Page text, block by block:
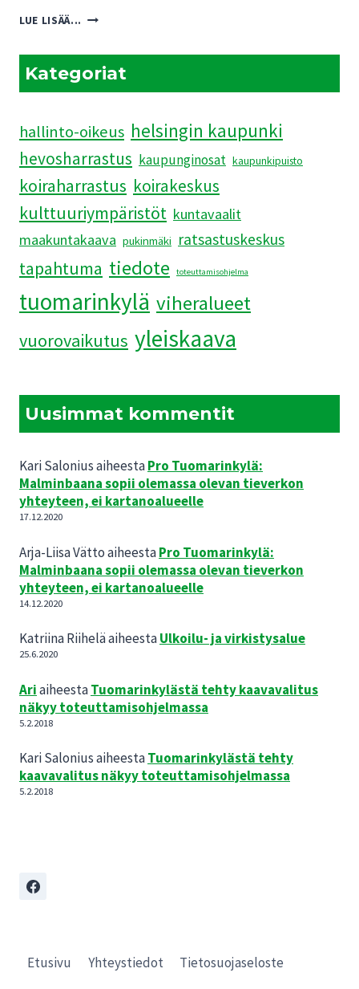
LUE LISÄÄ... PUKINMÄENRANNAN
JÄRKYTTIVÄT
Kategoriat
hallinto-oikeus helsingin kaupunki
hevosharrastus kaupunginosat kaupunkipuisto
koiraharrastus koirakeskus
kulttuuriympäristöt kuntavaalit
maakuntakaava pukinmäki ratsastuskeskus
tapahtuma tiedote toteuttamisohjelma
tuomarinkylä viheralueet
vuorovaikutus yleiskaava
Uusimmat kommentit
Kari SaloniusaiheestaPro Tuomarinkylä:
Malminbaana sopii olemassa olevan tieverkon
yhteyteen, ei kartanoalueelle
17.12.2020
Arja-Liisa VättoaiheestaPro Tuomarinkylä:
Malminbaana sopii olemassa olevan tieverkon
yhteyteen, ei kartanoalueelle
14.12.2020
Katriina RiiheläaiheestaUlkoilu- ja virkistysalue
25.6.2020
AriaiheestaTuomarinkylästä tehty kaavavalitus
näkyy toteuttamisohjelmassa
5.2.2018
Kari SaloniusaiheestaTuomarinkylästä tehty
kaavavalitus näkyy toteuttamisohjelmassa
5.2.2018
Etusivu Yhteystiedot Tietosuojaseloste